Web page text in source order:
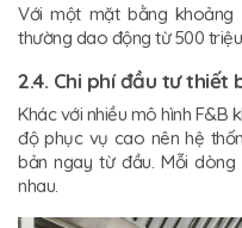
Với một mặt bằng khoảng
thường dao động từ 500 triệu
2.4. Chi phí đầu tư thiết
Khác với nhiều mô hình F&B
độ phục vụ cao nên hệ
bản ngay từ đầu. Mỗi
nhau.